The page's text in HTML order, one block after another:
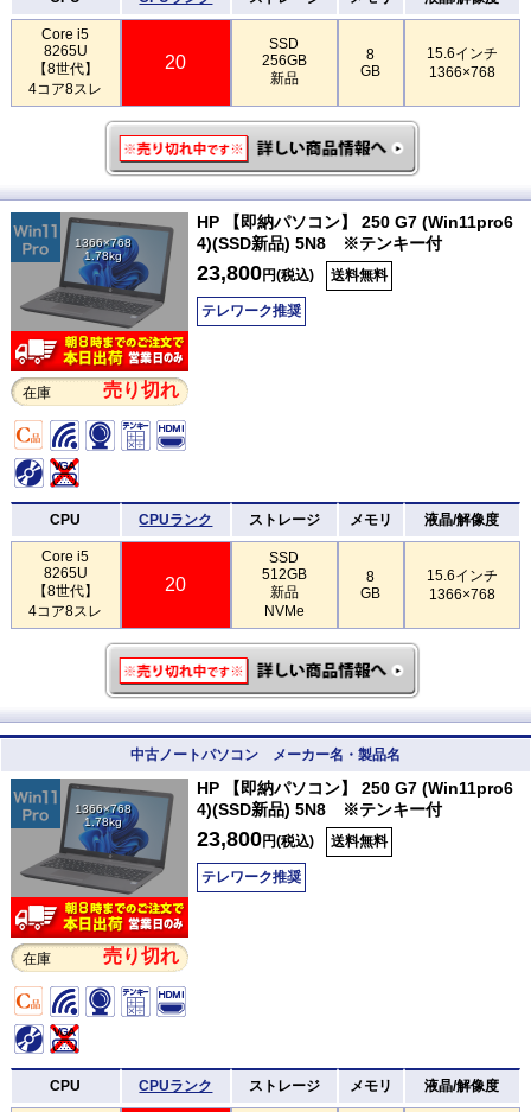
Core i5
8265U
【8世代】
4コア8スレ
20
SSD
256GB
新品
8
GB
15.6インチ
1366×768
1366×768
1.78kg
在庫 売り切れ
HP 【即納パソコン】 250 G7 (Win11pro6
4)(SSD新品) 5N8 ※テンキー付
23,800円(税込) 送料無料
テレワーク推奨
CPU CPUランク ストレージ メモリ 液晶/解像度
Core i5
8265U
【8世代】
4コア8スレ
20
SSD
512GB
新品
NVMe
8
GB
15.6インチ
1366×768
中古ノートパソコン メーカー名・製品名
1366×768
1.78kg
在庫 売り切れ
HP 【即納パソコン】 250 G7 (Win11pro6
4)(SSD新品) 5N8 ※テンキー付
23,800円(税込) 送料無料
テレワーク推奨
CPU CPUランク ストレージ メモリ 液晶/解像度